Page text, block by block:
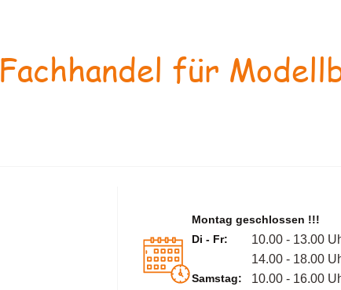
Fachhandel für
Montag geschlossen !!!
Di - Fr:
10.00 - 13.00
14.00 - 18.00
Samstag: 10.00 - 16.00